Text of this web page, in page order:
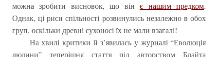
можна зробити висновок, що вінє нашим предком.
Однак, ці риси спільності розвинулись незалежно в обох
груп, оскільки древні сухоносі їх не мали взагалі!
На хвилі критики й з’явилась у журналі “Еволюція
людини” теперішня стаття під авторством Блайта